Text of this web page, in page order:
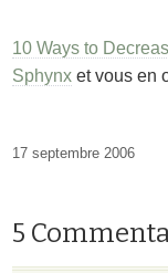
10 Ways to
Sphynx et vous en
17 septembre 2006
5